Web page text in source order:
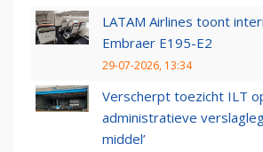
LATAM Airlines toont
Embraer E195-E2
29-07-2026, 13:34
Verscherpt toezicht ILT
administratieve
middel’